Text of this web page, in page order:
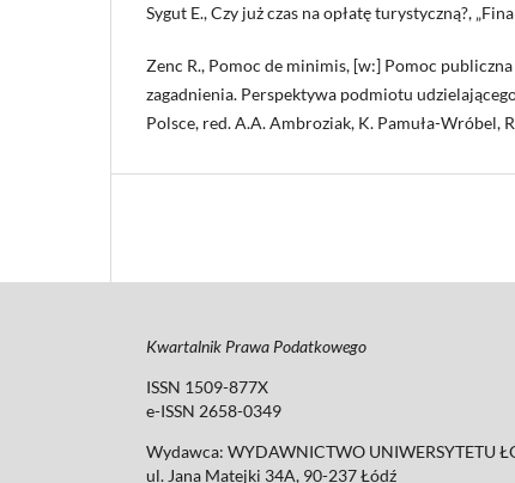
Sygut E., Czy już czas na opłatę turystyczną?,
Zenc R., Pomoc de minimis, [w:] Pomoc
zagadnienia. Perspektywa podmiotu
Polsce, red. A.A. Ambroziak, K. Pamuła-Wróbel,
Kwartalnik Prawa Podatkowego
ISSN 1509-877X
e-ISSN 2658-0349
Wydawca: WYDAWNICTWO UNIWERSYTETU
ul. Jana Matejki 34A, 90-237 Łódź